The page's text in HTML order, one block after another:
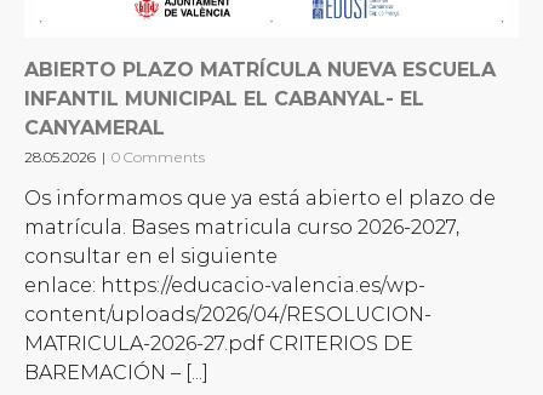
ABIERTO PLAZO MATRÍCULA NUEVA ESCUELA
INFANTIL MUNICIPAL EL CABANYAL- EL
CANYAMERAL
28.05.2026 | 0 Comments
Os informamos que ya está abierto el plazo de
matrícula. Bases matricula curso 2026-2027,
consultar en el siguiente
enlace: https://educacio-valencia.es/wp-
content/uploads/2026/04/RESOLUCION-
MATRICULA-2026-27.pdf CRITERIOS DE
BAREMACIÓN – [...]